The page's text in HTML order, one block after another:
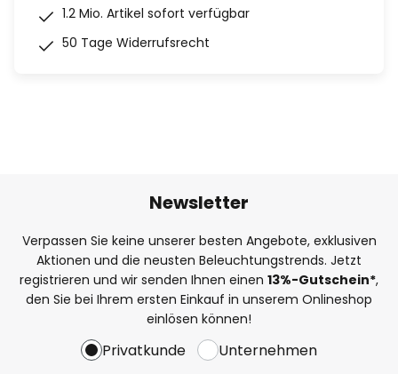
1.2 Mio. Artikel sofort verfügbar
50 Tage Widerrufsrecht
Newsletter
Verpassen Sie keine unserer besten Angebote, exklusiven
Aktionen und die neusten Beleuchtungstrends. Jetzt
registrieren und wir senden Ihnen einen 13%-Gutschein*,
den Sie bei Ihrem ersten Einkauf in unserem Onlineshop
einlösen können!
Privatkunde Unternehmen